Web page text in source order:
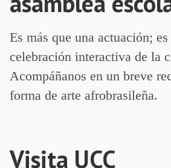
Es más que una actuación; es
celebración interactiva de la
Acompáñanos en un breve
forma de arte afrobrasileña.
Visita UCC